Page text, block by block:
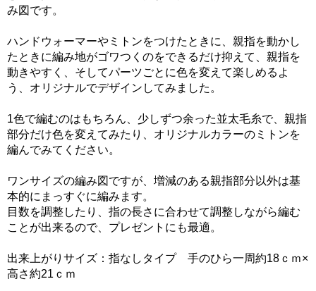
み図です。
ハンドウォーマーやミトンをつけたときに、親指を動かし
たときに編み地がゴワつくのをできるだけ抑えて、親指を
動きやすく、そしてパーツごとに色を変えて楽しめるよ
う、オリジナルでデザインしてみました。
1色で編むのはもちろん、少しずつ余った並太毛糸で、親指
部分だけ色を変えてみたり、オリジナルカラーのミトンを
編んでみてください。
ワンサイズの編み図ですが、増減のある親指部分以外は基
本的にまっすぐに編みます。
目数を調整したり、指の長さに合わせて調整しながら編む
ことが出来るので、プレゼントにも最適。
出来上がりサイズ：指なしタイプ 手のひら一周約18ｃｍ×
高さ約21ｃｍ